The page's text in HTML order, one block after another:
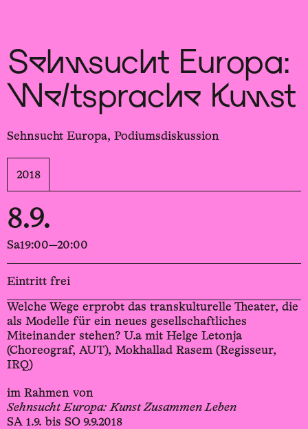
Sehnsucht Europa:
Weltsprache Kunst
Sehnsucht Europa, Podiumsdiskussion
2018
8.9.
Sa19:00—20:00
Eintritt frei
Welche Wege erprobt das transkulturelle Theater, die
als Modelle für ein neues gesellschaftliches
Miteinander stehen? U.a mit Helge Letonja
(Choreograf, AUT), Mokhallad Rasem (Regisseur,
IRQ)
im Rahmen von
Sehnsucht Europa: Kunst Zusammen Leben
SA 1.9. bis SO 9.9.2018